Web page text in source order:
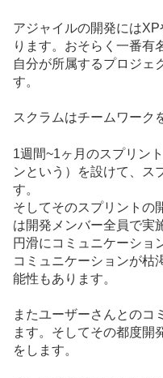
アジャイルの開発には
ります。おそらく一番有
自分が所属するプロジェ
す。
スクラムはチームワーク
1週間~1ヶ月のスプリン
ンという）を設けて、ス
す。
そしてそのスプリントの
は開発メンバー全員で実
円滑にコミュニケーショ
コミュニケーションが枯
能性もあります。
またユーザーさんとのコ
ます。そしてその都度開
をします。